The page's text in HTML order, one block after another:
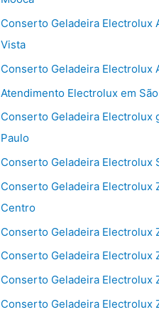
Conserto Geladeira Electrolux
Vista
Conserto Geladeira Electrolux
Atendimento Electrolux em
Conserto Geladeira Electrolux
Paulo
Conserto Geladeira Electrolux
Conserto Geladeira Electrolux
Centro
Conserto Geladeira Electrolux
Conserto Geladeira Electrolux
Conserto Geladeira Electrolux
Conserto Geladeira Electrolux